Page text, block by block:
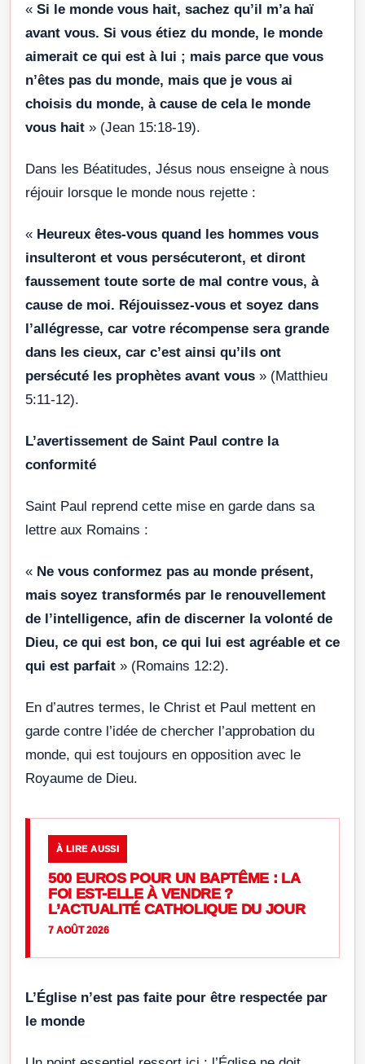
« Si le monde vous hait, sachez qu’il m’a haï
avant vous. Si vous étiez du monde, le monde
aimerait ce qui est à lui ; mais parce que vous
n’êtes pas du monde, mais que je vous ai
choisis du monde, à cause de cela le monde
vous hait » (Jean 15:18-19).
Dans les Béatitudes, Jésus nous enseigne à nous
réjouir lorsque le monde nous rejette :
« Heureux êtes-vous quand les hommes vous
insulteront et vous persécuteront, et diront
faussement toute sorte de mal contre vous, à
cause de moi. Réjouissez-vous et soyez dans
l’allégresse, car votre récompense sera grande
dans les cieux, car c’est ainsi qu’ils ont
persécuté les prophètes avant vous » (Matthieu
5:11-12).
L’avertissement de Saint Paul contre la
conformité
Saint Paul reprend cette mise en garde dans sa
lettre aux Romains :
« Ne vous conformez pas au monde présent,
mais soyez transformés par le renouvellement
de l’intelligence, afin de discerner la volonté de
Dieu, ce qui est bon, ce qui lui est agréable et ce
qui est parfait » (Romains 12:2).
En d’autres termes, le Christ et Paul mettent en
garde contre l’idée de chercher l’approbation du
monde, qui est toujours en opposition avec le
Royaume de Dieu.
À LIRE AUSSI
500 EUROS POUR UN BAPTÊME : LA
FOI EST-ELLE À VENDRE ?
L’ACTUALITÉ CATHOLIQUE DU JOUR
7 AOÛT 2026
L’Église n’est pas faite pour être respectée par
le monde